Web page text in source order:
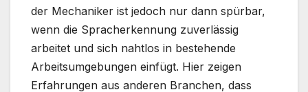
der Mechaniker ist jedoch nur dann spürbar,
wenn die Spracherkennung zuverlässig
arbeitet und sich nahtlos in bestehende
Arbeitsumgebungen einfügt. Hier zeigen
Erfahrungen aus anderen Branchen, dass